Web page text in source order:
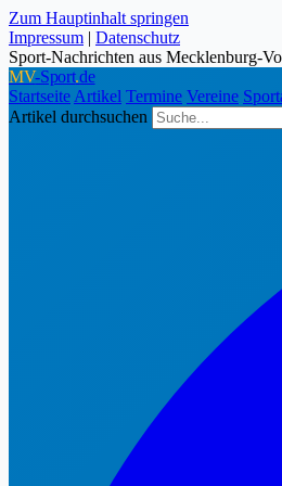
Zum Hauptinhalt springen
Impressum | Datenschutz
Sport-Nachrichten aus Mecklenburg-
MV-Sport.de
Startseite Artikel Termine Vereine
Artikel durchsuchen